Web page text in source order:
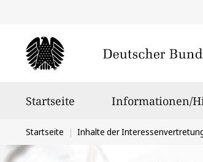
Startseite Informationen/
Sie
befinden
Startseite Inhalte der